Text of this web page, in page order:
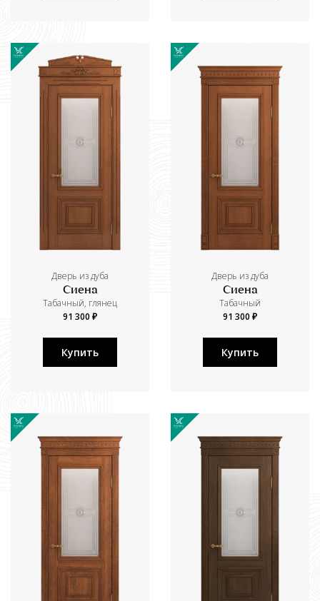
Дверь из дуба
Сиена
Табачный, глянец
91 300 ₽
Купить
Дверь из дуба
Сиена
Табачный
91 300 ₽
Купить